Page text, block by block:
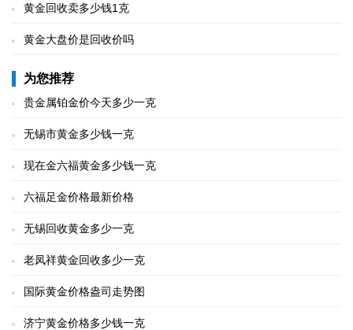
黄金回收卖多少钱1克
黄金大盘价是回收价吗
为您推荐
贵金属铂金价今天多少一克
无锡市黄金多少钱一克
现在金六福黄金多少钱一克
六福足金价格最新价格
无锡回收黄金多少一克
老凤祥黄金回收多少一克
国际黄金价格盎司走势图
济宁黄金价格多少钱一克